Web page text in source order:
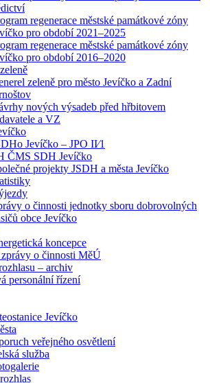
regenerace městské památkové zóny
pro období 2021–2025
regenerace městské památkové zóny
pro období 2016–2020
zeleně pro město Jevíčko a Zadní
nových výsadeb před hřbitovem
a VZ
Jevíčko – JPO II⁄1
ČMS SDH Jevíčko
projekty JSDH a města Jevíčko
o činnosti jednotky sboru dobrovolných
obce Jevíčko
koncepce
o činnosti MěÚ
– archiv
personální řízení
Jevíčko
veřejného osvětlení
služba